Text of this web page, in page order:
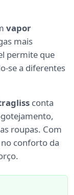
vapor
mais
permite que
se a diferentes
conta
roupas. Com
conforto da